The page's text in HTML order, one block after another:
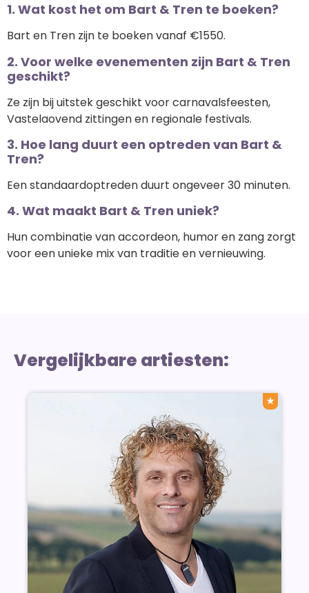
1. Wat kost het om Bart & Tren te boeken?
Bart en Tren zijn te boeken vanaf €1550.
2. Voor welke evenementen zijn Bart & Tren
geschikt?
Ze zijn bij uitstek geschikt voor carnavalsfeesten,
Vastelaovend zittingen en regionale festivals.
3. Hoe lang duurt een optreden van Bart &
Tren?
Een standaardoptreden duurt ongeveer 30 minuten.
4. Wat maakt Bart & Tren uniek?
Hun combinatie van accordeon, humor en zang zorgt
voor een unieke mix van traditie en vernieuwing.
Vergelijkbare artiesten:
★